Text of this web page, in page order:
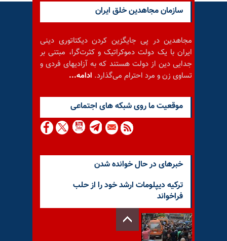
سازمان مجاهدین خلق ایران
مجاهدین در پی جایگزین کردن دیکتاتوری دینی
ایران با یک دولت دموکراتیک و کثرت‌گرا، مبتنی بر
جدایی دین از دولت هستند که به آزادیهای فردی و
تساوی زن و مرد احترام می‌گذارد. ادامه...
موقعيت ما روى شبكه هاى اجتماعى
خبرهای در حال خوانده شدن
ترکیه دیپلومات ارشد خود را از حلب
فراخواند